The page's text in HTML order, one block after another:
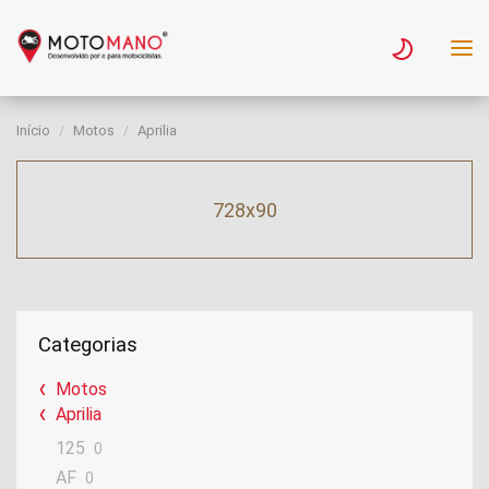
Início Motos Aprilia
728x90
Categorias
Motos
Aprilia
125
0
AF 0